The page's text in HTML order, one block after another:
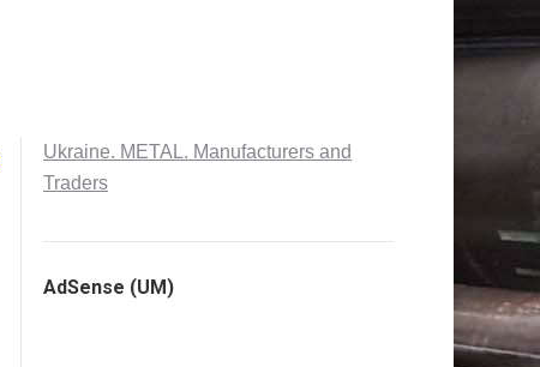
Ukraine. METAL. Manufacturers and
Traders
AdSense (UM)